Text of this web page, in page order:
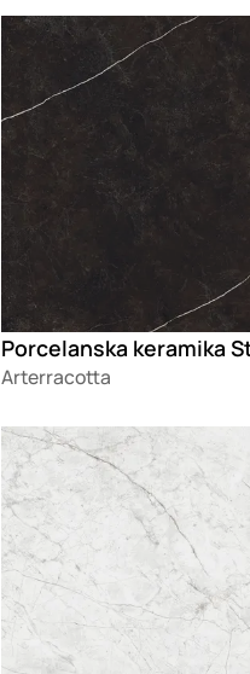
Loading
Arterracotta
Loading